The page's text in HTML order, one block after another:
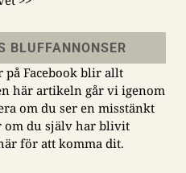
BLUFFANNONSER
Facebook blir allt
här artikeln går vi igenom
om du ser en misstänkt
om du själv har blivit
för att komma dit.